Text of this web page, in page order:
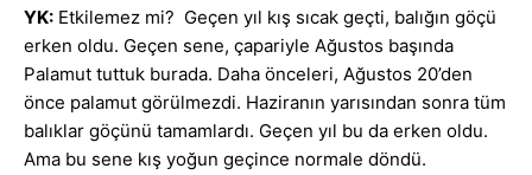
YK: Etkilemez mi? Geçen yıl kış sıcak geçti, balığın göçü
erken oldu. Geçen sene, çapariyle Ağustos başında
Palamut tuttuk burada. Daha önceleri, Ağustos 20’den
önce palamut görülmezdi. Haziranın yarısından sonra tüm
balıklar göçünü tamamlardı. Geçen yıl bu da erken oldu.
Ama bu sene kış yoğun geçince normale döndü.